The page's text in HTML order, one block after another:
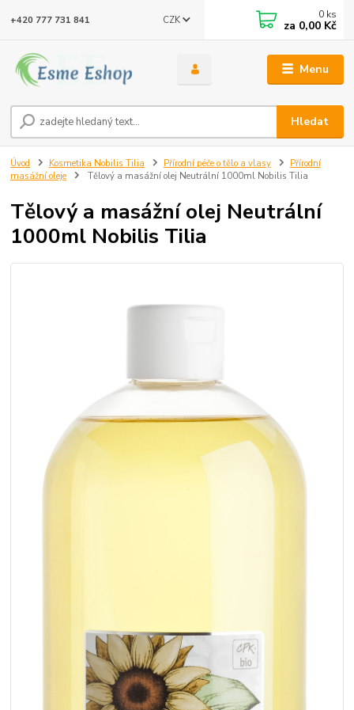
Menu
CZK
Hledat
+420 777 731 841 0 ks
za 0,00 Kč
Úvod Kosmetika Nobilis Tilia Přírodní péče o tělo a vlasy
Přírodní
masážní oleje
Tělový a masážní olej Neutrální 1000ml Nobilis Tilia
Tělový a masážní olej Neutrální
1000ml Nobilis Tilia